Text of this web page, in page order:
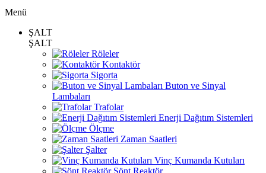
Menü
ŞALT
ŞALT
Röleler
Kontaktör
Sigorta
Buton ve Sinyal
Lambaları
Trafolar
Enerji Dağıtım Sistemleri
Ölçme
Zaman Saatleri
Şalter
Vinç Kumanda Kutuları
Şönt Reaktör